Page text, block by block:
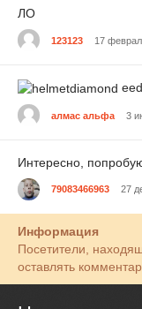
ЛО
123123 17
алмас альфа 3
Интересно,
79083466963 27
Информация
Посетители,
оставлять